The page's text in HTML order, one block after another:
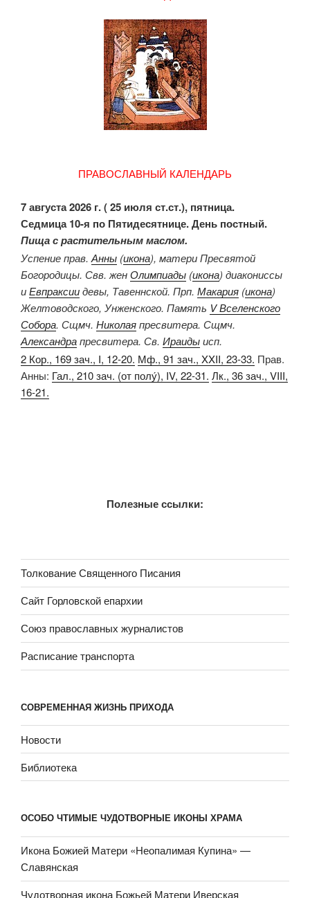
ПРАВОСЛАВНЫЙ КАЛЕНДАРЬ
7 августа 2026 г. ( 25 июля ст.ст.), пятница.
Седмица 10-я по Пятидесятнице. День постный.
Пища с растительным маслом.
Успение прав.Анны (икона), матери Пресвятой
Богородицы. Свв. женОлимпиады (икона) диакониссы
иЕвпраксиидевы, Тавеннской. Прп. Макария (икона)
Желтоводского, Унженского. Память V Вселенского
Собора. Сщмч. Николаяпресвитера. Сщмч.
Александрапресвитера. Св. Ираидыисп.
2 Кор., 169 зач., I, 12-20. Мф., 91 зач., XXII, 23-33. Прав.
Анны: Гал., 210 зач. (от полу́), IV, 22-31. Лк., 36 зач., VIII,
16-21.
Полезные ссылки:
Толкование Священного Писания
Сайт Горловской епархии
Союз православных журналистов
Расписание транспорта
СОВРЕМЕННАЯ ЖИЗНЬ ПРИХОДА
Новости
Библиотека
ОСОБО ЧТИМЫЕ ЧУДОТВОРНЫЕ ИКОНЫ ХРАМА
Икона Божией Матери «Неопали­мая Купина» —
Славянская
Чудотворная икона Божьей Матери Иверская